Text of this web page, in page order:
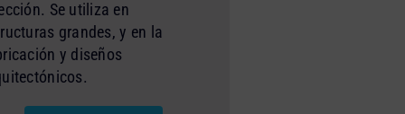
Se utiliza en
grandes, y en la
y diseños